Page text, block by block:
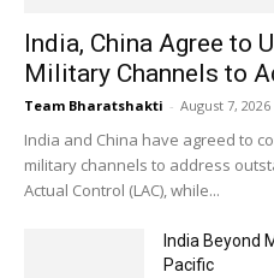
India, China Agree to
Military Channels to
Team Bharatshakti - August 7, 2026
India and China have agreed to
military channels to address
Actual Control (LAC), while...
India Beyond
Pacific